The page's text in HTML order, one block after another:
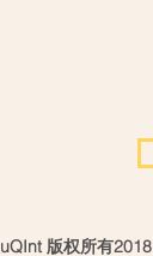
版权所有2018